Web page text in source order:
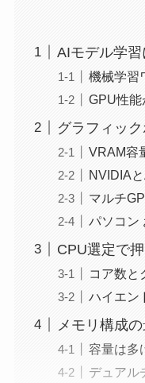
AIモデル学
機械学習
GPU性能
グラフィッ
VRAM容
NVIDIA
マルチ
パソコン
CPU選定で
コア数と
ハイエン
メモリ構成
容量は多
デュアル